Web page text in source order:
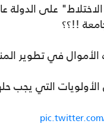
على
!!؟؟
في تطوير
التي يجب